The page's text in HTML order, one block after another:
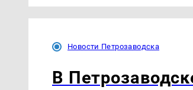
Новости Петрозаводска
В